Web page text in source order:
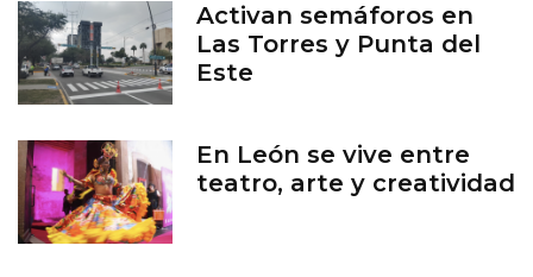
Activan semáforos en
Las Torres y Punta del
Este
En León se vive entre
teatro, arte y creatividad